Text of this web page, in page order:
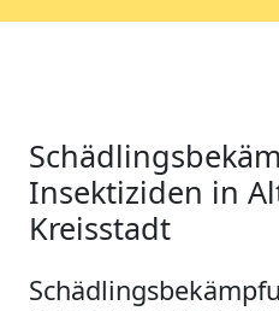
Insektiziden in
Kreisstadt